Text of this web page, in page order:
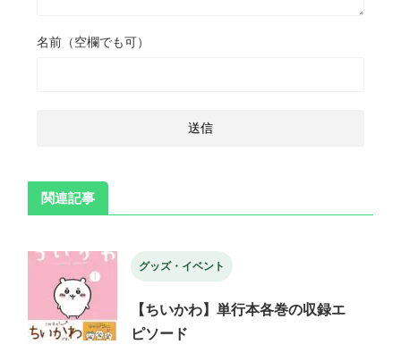
名前（空欄でも可）
関連記事
グッズ・イベント
【ちいかわ】単行本各巻の収録エ
ピソード